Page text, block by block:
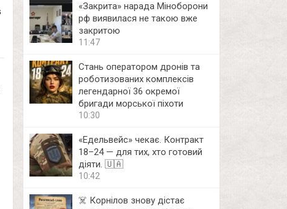
«Закрита» нарада Міноборони
рф виявилася не такою вже
закритою
11:47
Стань оператором дронів та
роботизованих комплексів
легендарної 36 окремої
бригади морської піхоти
10:30
«Едельвейс» чекає. Контракт
18–24 — для тих, хто готовий
діяти. 🇺🇦
10:42
☠️ Корнілов знову дістає